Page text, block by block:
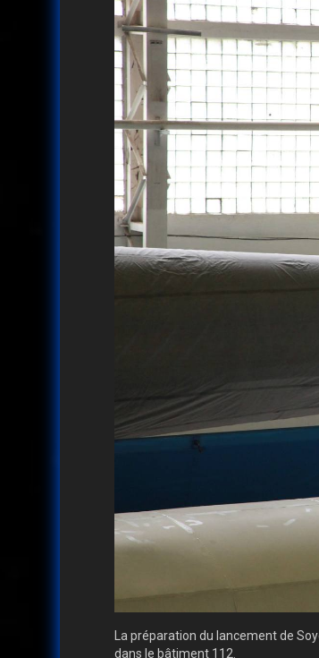
La préparation du lancement de
dans le bâtiment 112.